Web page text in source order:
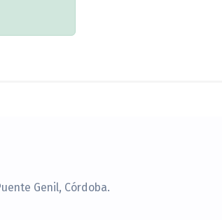
Genil, Córdoba.